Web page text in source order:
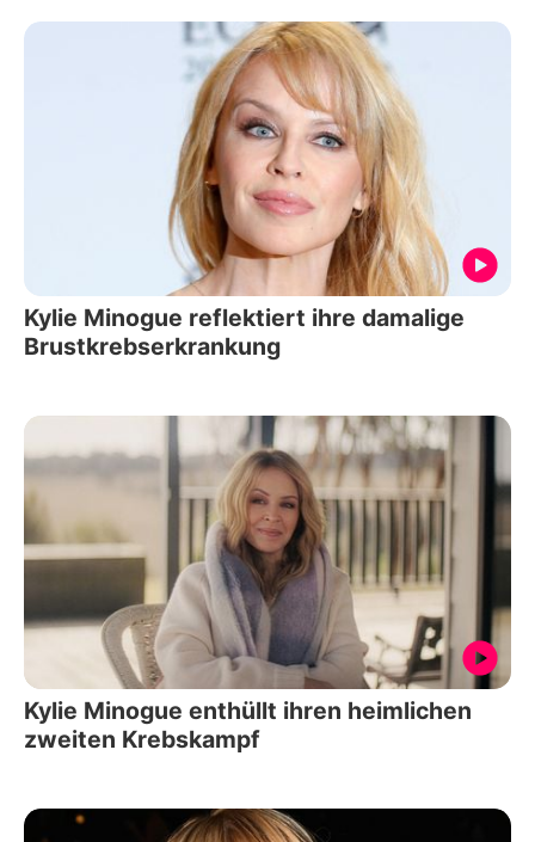
Kylie Minogue reflektiert ihre damalige
Brustkrebserkrankung
Kylie Minogue enthüllt ihren heimlichen
zweiten Krebskampf